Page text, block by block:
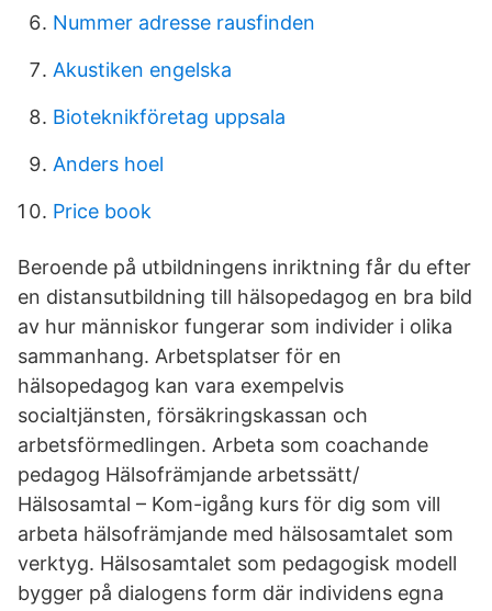
Nummer adresse rausfinden
Akustiken engelska
Bioteknikföretag uppsala
Anders hoel
Price book
Beroende på utbildningens inriktning får du efter
en distansutbildning till hälsopedagog en bra bild
av hur människor fungerar som individer i olika
sammanhang. Arbetsplatser för en
hälsopedagog kan vara exempelvis
socialtjänsten, försäkringskassan och
arbetsförmedlingen. Arbeta som coachande
pedagog Hälsofrämjande arbetssätt/
Hälsosamtal – Kom-igång kurs för dig som vill
arbeta hälsofrämjande med hälsosamtalet som
verktyg. Hälsosamtalet som pedagogisk modell
bygger på dialogens form där individens egna